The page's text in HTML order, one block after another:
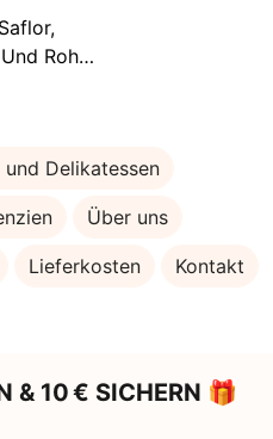
Roh
und Delikatessen
Über uns
Lieferkosten Kontakt
& 10 € SICHERN 🎁